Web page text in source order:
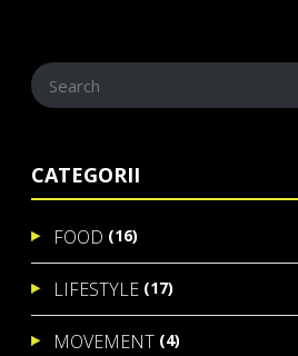
CATEGORII
FOOD (16)
LIFESTYLE (17)
MOVEMENT (4)